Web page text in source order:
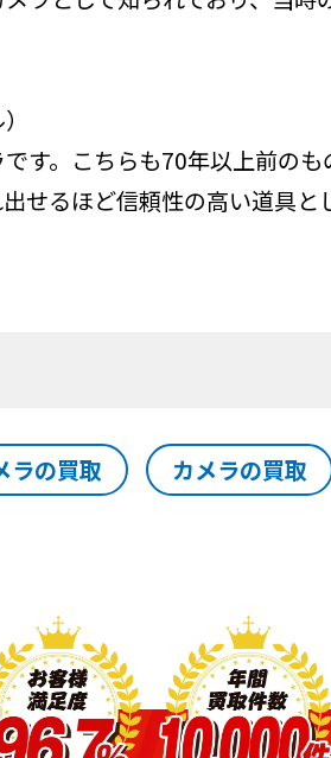
す。こちらも70年以上前の
せるほど信頼性の高い道具と
ラの買取 カメラの買取